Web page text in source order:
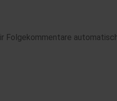
Folgekommentare